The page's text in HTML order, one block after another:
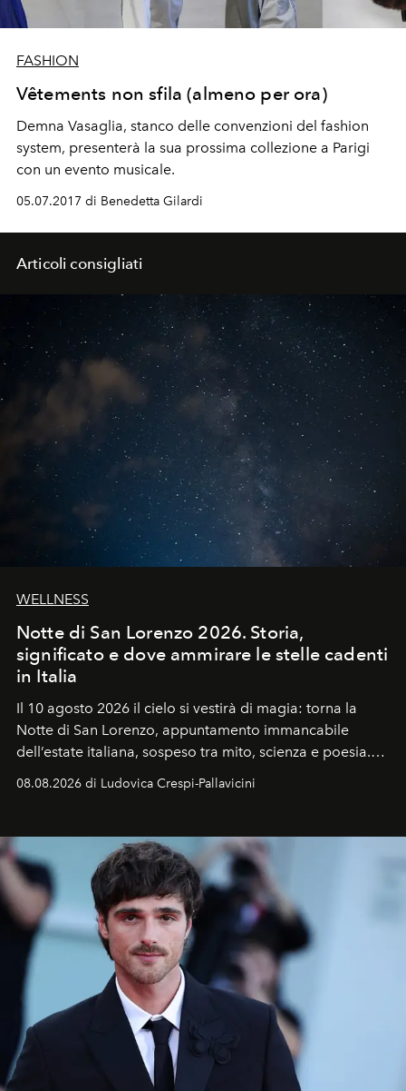
FASHION
Vêtements non sfila (almeno per ora)
Demna Vasaglia, stanco delle convenzioni del fashion
system, presenterà la sua prossima collezione a Parigi
con un evento musicale.
05.07.2017 di Benedetta Gilardi
Articoli consigliati
WELLNESS
Notte di San Lorenzo 2026. Storia,
significato e dove ammirare le stelle cadenti
in Italia
Il 10 agosto 2026 il cielo si vestirà di magia: torna la
Notte di San Lorenzo, appuntamento immancabile
dell’estate italiana, sospeso tra mito, scienza e poesia.
celeste per seguire il passaggio delle
all’universo i desideri più segreti
08.08.2026 di Ludovica Crespi-Pallavicini